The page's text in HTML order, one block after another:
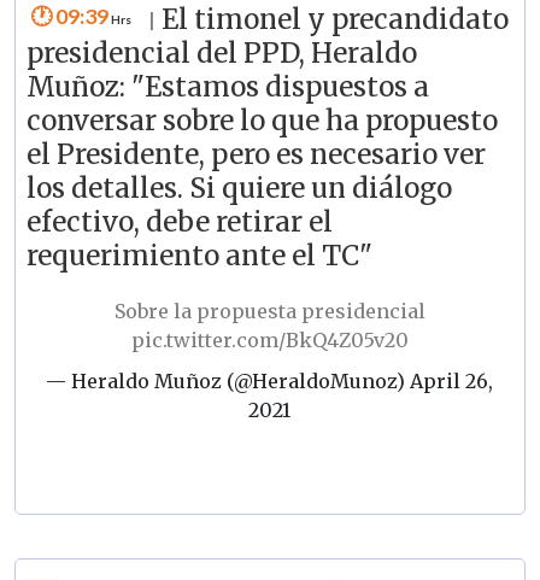
09:39
El timonel y precandidato
presidencial del PPD, Heraldo
Muñoz: "Estamos dispuestos a
conversar sobre lo que ha propuesto
el Presidente, pero es necesario ver
los detalles. Si quiere un diálogo
efectivo, debe retirar el
requerimiento ante el TC"
Sobre la propuesta presidencial
pic.twitter.com/BkQ4Z05v20
— Heraldo Muñoz (@HeraldoMunoz) April 26,
2021